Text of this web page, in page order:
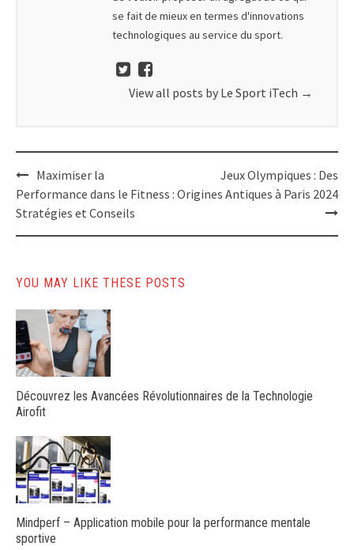
se fait de mieux en termes d'innovations
technologiques au service du sport.
View all posts by Le Sport iTech →
Post
navigation
Maximiser la
Performance dans le Fitness :
Stratégies et Conseils
Jeux Olympiques : Des
Origines Antiques à Paris 2024
YOU MAY LIKE THESE POSTS
Découvrez les Avancées Révolutionnaires de la Technologie
Airofit
Mindperf – Application mobile pour la performance mentale
sportive